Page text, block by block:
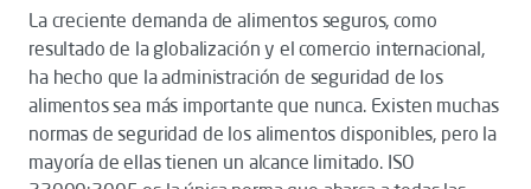
La creciente demanda de alimentos seguros, como
resultado de la globalización y el comercio internacional,
ha hecho que la administración de seguridad de los
alimentos sea más importante que nunca. Existen muchas
normas de seguridad de los alimentos disponibles, pero la
mayoría de ellas tienen un alcance limitado. ISO